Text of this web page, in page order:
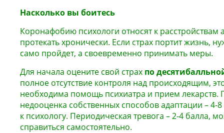
Насколько вы боитесь
Коронафобию психологи относят к расстройствам
протекать хронически. Если страх портит жизнь,
само пройдет, а своевременно принимать меры.
Для начала оцените свой страх по
полное отсутствие контроля над происходящим,
необходима помощь психиатра и прием лекарств.
недооценка собственных способов адаптации – 4-8
к психологу. Периодическая тревога – 2-4 балла,
справиться самостоятельно.